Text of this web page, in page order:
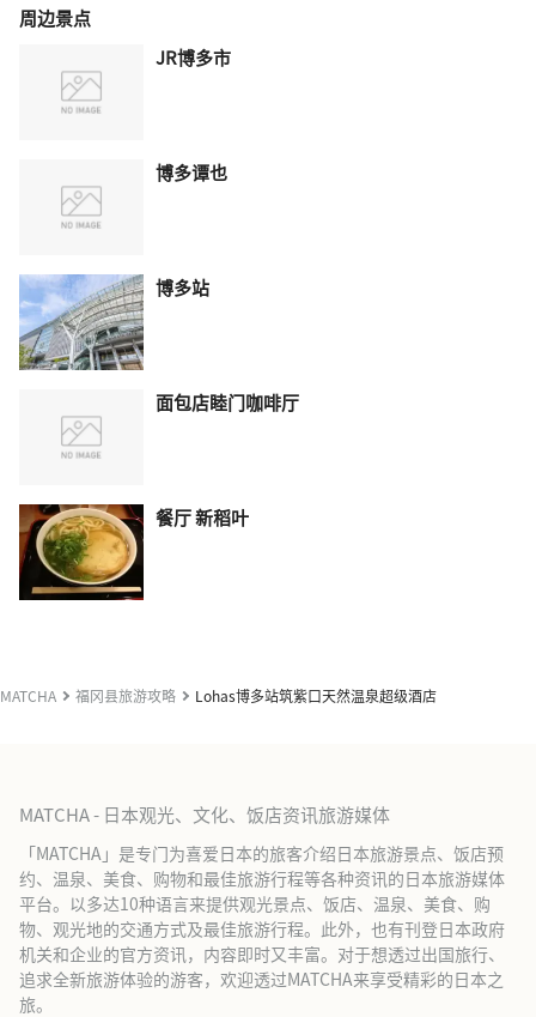
周边景点
JR博多市
博多谭也
博多站
面包店睦门咖啡厅
餐厅 新稻叶
MATCHA 福冈县旅游攻略 Lohas博多站筑紫口天然温泉超级酒店
MATCHA - 日本观光、文化、饭店资讯旅游媒体
「MATCHA」是专门为喜爱日本的旅客介绍日本旅游景点、饭店预
约、温泉、美食、购物和最佳旅游行程等各种资讯的日本旅游媒体
平台。以多达10种语言来提供观光景点、饭店、温泉、美食、购
物、观光地的交通方式及最佳旅游行程。此外，也有刊登日本政府
机关和企业的官方资讯，内容即时又丰富。对于想透过出国旅行、
追求全新旅游体验的游客，欢迎透过MATCHA来享受精彩的日本之
旅。